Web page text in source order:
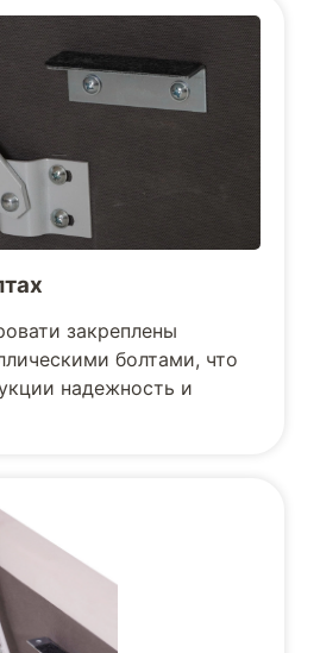
закреплены
болтами, что
надежность и